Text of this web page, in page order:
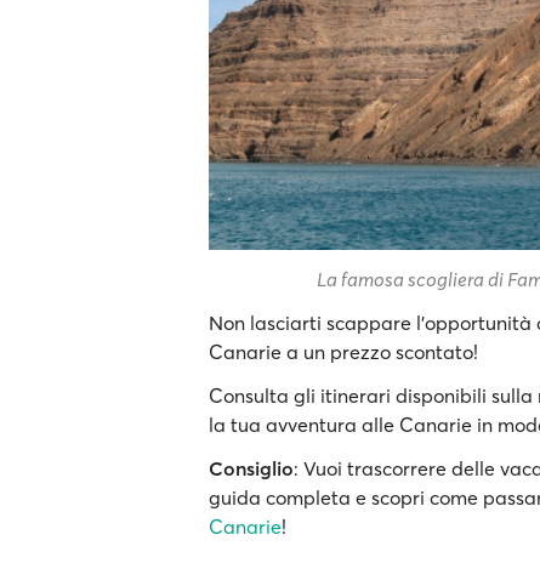
La famosa scogliera di
Non lasciarti scappare
Canarie a un prezzo scontato!
Consulta gli itinerari disponibili sulla
la tua avventura alle Canarie in
Consiglio: Vuoi trascorrere delle
guida completa e scopri come
Canarie!